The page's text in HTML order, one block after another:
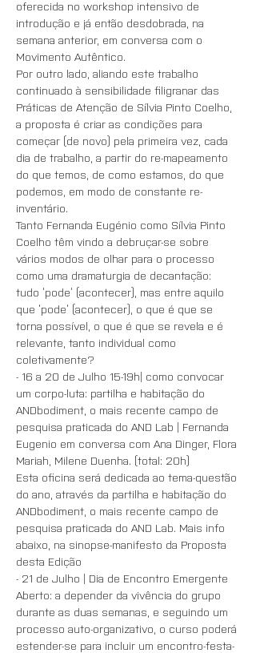
oferecida no workshop intensivo de
introdução e já então desdobrada, na
semana anterior, em conversa com o
Movimento Autêntico.
Por outro lado, aliando este trabalho
continuado à sensibilidade filigranar das
Práticas de Atenção de Sílvia Pinto Coelho,
a proposta é criar as condições para
começar (de novo) pela primeira vez, cada
dia de trabalho, a partir do re-mapeamento
do que temos, de como estamos, do que
podemos, em modo de constante re-
inventário.
Tanto Fernanda Eugénio como Sílvia Pinto
Coelho têm vindo a debruçar-se sobre
vários modos de olhar para o processo
como uma dramaturgia de decantação:
tudo ‘pode’ (acontecer), mas entre aquilo
que ‘pode’ (acontecer), o que é que se
torna possível, o que é que se revela e é
relevante, tanto individual como
coletivamente?
- 16 a 20 de Julho 15-19h| como convocar
um corpo-luta: partilha e habitação do
ANDbodiment, o mais recente campo de
pesquisa praticada do AND Lab | Fernanda
Eugenio em conversa com Ana Dinger, Flora
Mariah, Milene Duenha. (total: 20h)
Esta oficina será dedicada ao tema-questão
do ano, através da partilha e habitação do
ANDbodiment, o mais recente campo de
pesquisa praticada do AND Lab. Mais info
abaixo, na sinopse-manifesto da Proposta
desta Edição
- 21 de Julho | Dia de Encontro Emergente
Aberto: a depender da vivência do grupo
durante as duas semanas, e seguindo um
processo auto-organizativo, o curso poderá
estender-se para incluir um encontro-festa-